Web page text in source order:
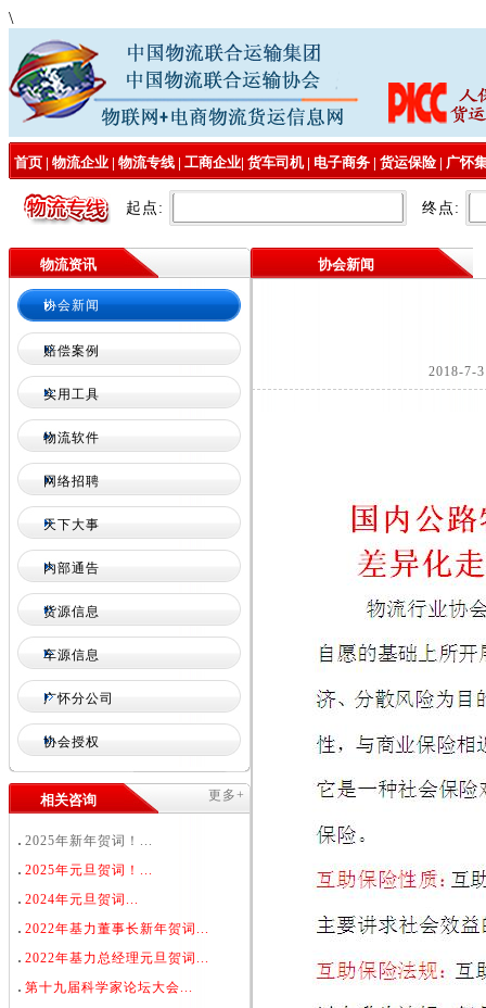
\
首页 | 物流企业 | 物流专线 | 工商企业| 货车司机| 电子商务 | 货运保险 | 广怀
起点: 终点:
物流资讯
协会新闻
赔偿案例
实用工具
物流软件
网络招聘
天下大事
内部通告
货源信息
车源信息
广怀分公司
协会授权
相关咨询 更多+
2025年新年贺词！...
2025年元旦贺词！...
2024年元旦贺词...
2022年基力董事长新年贺词...
2022年基力总经理元旦贺词...
第十九届科学家论坛大会...
协会新闻
2018-7-